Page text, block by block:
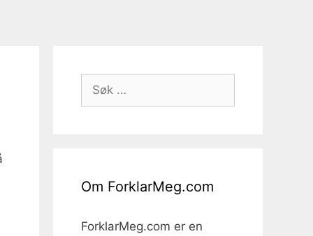
Søk
etter:
Om ForklarMeg.com
ForklarMeg.com er en